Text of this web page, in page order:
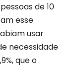
de 10
esse
usar
necessidade
que o